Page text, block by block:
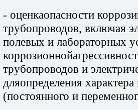
- оценкаопасности
трубопроводов, включая
полевых и лабораторных
трубопроводов и
дляопределения
(постоянного и